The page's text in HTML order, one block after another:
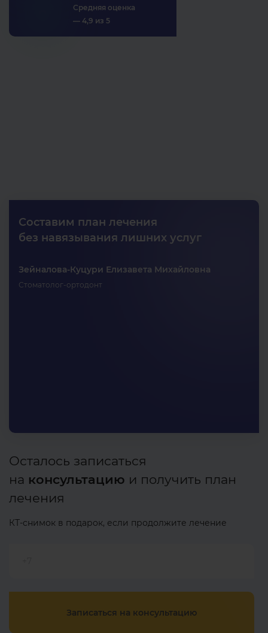
Средняя оценка
— 4,9 из 5
Составим план лечения
без навязывания лишних услуг
Зейналова-Куцури Елизавета Михайловна
Стоматолог-ортодонт
Осталось записаться
на консультацию и получить план
лечения
КТ-снимок в подарок, если продолжите лечение
Записаться на консультацию